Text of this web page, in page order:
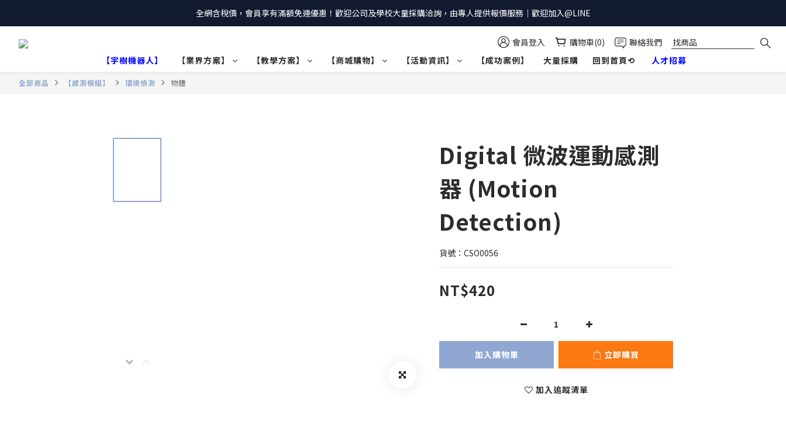
全網含稅價，會員享有滿額免運優惠！歡迎公司及學校大量採購洽詢，由專人提供報價服務｜歡迎加入@LINE
會員登入 購物車(0)
聯絡我們
【宇樹機器人】
【業界方案】 【教學方案】 【商城購物】 【活動資訊】 【成功案例】 大量採購 回到首頁⟲ 人才招募
全部商品 【感測模組】 環境偵測 物體
Digital 微波運動感測
器 (Motion
Detection)
貨號：CSO0056
NT$420
加入購物車 立即購買
加入追蹤清單